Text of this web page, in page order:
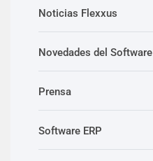
Noticias Flexxus
Novedades del Software
Prensa
Software ERP